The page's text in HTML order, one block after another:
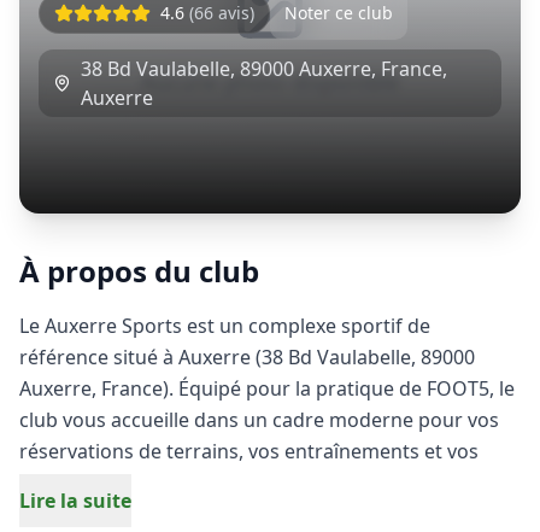
Aucune photo disponible
4.6 (66 avis) Noter ce club
38 Bd Vaulabelle, 89000 Auxerre, France,
Auxerre
À propos du club
Le Auxerre Sports est un complexe sportif de
référence situé à Auxerre (38 Bd Vaulabelle, 89000
Auxerre, France). Équipé pour la pratique de FOOT5, le
club vous accueille dans un cadre moderne pour vos
réservations de terrains, vos entraînements et vos
joueur expérimenté, profitez d'installations de qualité
Lire la suite